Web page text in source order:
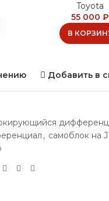
Toyota
55 000₽
В
Добавить в
, самоблок на